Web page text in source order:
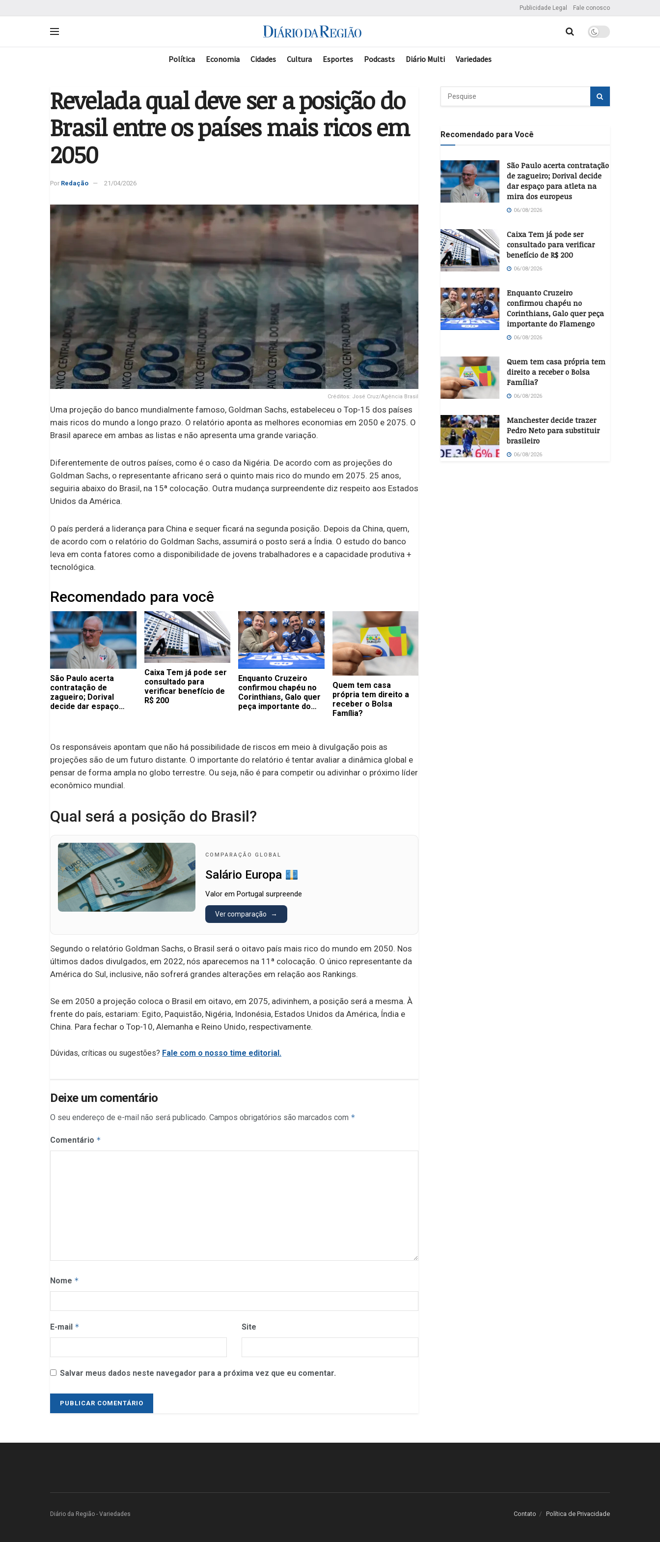
Publicidade Legal Fale conosco
Política Economia Cidades Cultura Esportes Podcasts Diário Multi Variedades
Revelada qual deve ser a posição do
Brasil entre os países mais ricos em
2050
Por Redação 21/04/2026
Créditos: José Cruz/Agência Brasil
Uma projeção do banco mundialmente famoso, Goldman Sachs, estabeleceu o Top-15 dos países
mais ricos do mundo a longo prazo. O relatório aponta as melhores economias em 2050 e 2075. O
Brasil aparece em ambas as listas e não apresenta uma grande variação.
Diferentemente de outros países, como é o caso da Nigéria. De acordo com as projeções do
Goldman Sachs, o representante africano será o quinto mais rico do mundo em 2075. 25 anos,
seguiria abaixo do Brasil, na 15ª colocação. Outra mudança surpreendente diz respeito aos Estados
Unidos da América.
O país perderá a liderança para China e sequer ficará na segunda posição. Depois da China, quem,
de acordo com o relatório do Goldman Sachs, assumirá o posto será a Índia. O estudo do banco
leva em conta fatores como a disponibilidade de jovens trabalhadores e a capacidade produtiva +
tecnológica.
Recomendado para você
São Paulo acerta
contratação de
zagueiro; Dorival
decide dar espaço
Caixa Tem já pode ser
consultado para
verificar benefício de
R$ 200
Enquanto Cruzeiro
confirmou chapéu no
Corinthians, Galo quer
peça importante do
Quem tem casa
própria tem direito a
receber o Bolsa
Família?
Os responsáveis apontam que não há possibilidade de riscos em meio à divulgação pois as
projeções são de um futuro distante. O importante do relatório é tentar avaliar a dinâmica global e
pensar de forma ampla no globo terrestre. Ou seja, não é para competir ou adivinhar o próximo líder
econômico mundial.
Qual será a posição do Brasil?
COMPARAÇÃO GLOBAL
Salário Europa
Valor em Portugal surpreende
Ver comparação
Segundo o relatório Goldman Sachs, o Brasil será o oitavo país mais rico do mundo em 2050. Nos
últimos dados divulgados, em 2022, nós aparecemos na 11ª colocação. O único representante da
América do Sul, inclusive, não sofrerá grandes alterações em relação aos Rankings.
Se em 2050 a projeção coloca o Brasil em oitavo, em 2075, adivinhem, a posição será a mesma. À
frente do país, estariam: Egito, Paquistão, Nigéria, Indonésia, Estados Unidos da América, Índia e
China. Para fechar o Top-10, Alemanha e Reino Unido, respectivamente.
Dúvidas, críticas ou sugestões? Fale com o nosso time editorial.
Deixe um comentário
O seu endereço de e-mail não será publicado. Campos obrigatórios são marcados com *
Comentário *
Nome *
E-mail * Site
Salvar meus dados neste navegador para a próxima vez que eu comentar.
Recomendado para Você
São Paulo acerta contratação
de zagueiro; Dorival decide
dar espaço para atleta na
mira dos europeus
06/08/2026
Caixa Tem já pode ser
consultado para verificar
benefício de R$ 200
06/08/2026
Enquanto Cruzeiro
confirmou chapéu no
Corinthians, Galo quer peça
importante do Flamengo
06/08/2026
Quem tem casa própria tem
direito a receber o Bolsa
Família?
06/08/2026
Manchester decide trazer
Pedro Neto para substituir
brasileiro
06/08/2026
Contato Política de Privacidade
Diário da Região - Variedades